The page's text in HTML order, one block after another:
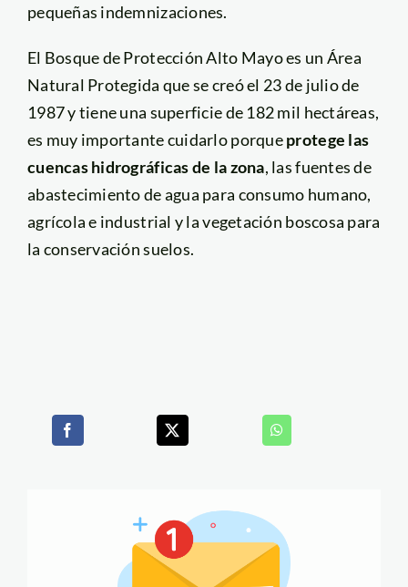
pequeñas indemnizaciones.
El Bosque de Protección Alto Mayo es un Área
Natural Protegida que se creó el 23 de julio de
1987 y tiene una superficie de 182 mil hectáreas,
es muy importante cuidarlo porqueprotege las
cuencas hidrográficas de la zona, las fuentes de
abastecimiento de agua para consumo humano,
agrícola e industrial y la vegetación boscosa para
la conservación suelos.